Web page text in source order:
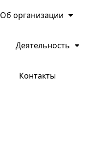
Об организации
Деятельность
Контакты